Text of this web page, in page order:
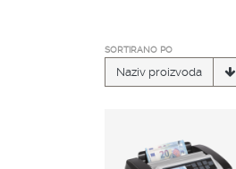
SORTIRANO PO
Naziv proizvoda